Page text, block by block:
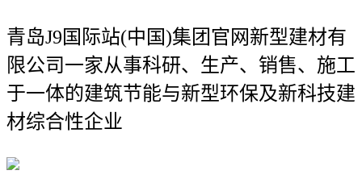
青岛J9国际站(中国)集团官网新型建材有
限公司一家从事科研、生产、销售、施工
于一体的建筑节能与新型环保及新科技建
材综合性企业